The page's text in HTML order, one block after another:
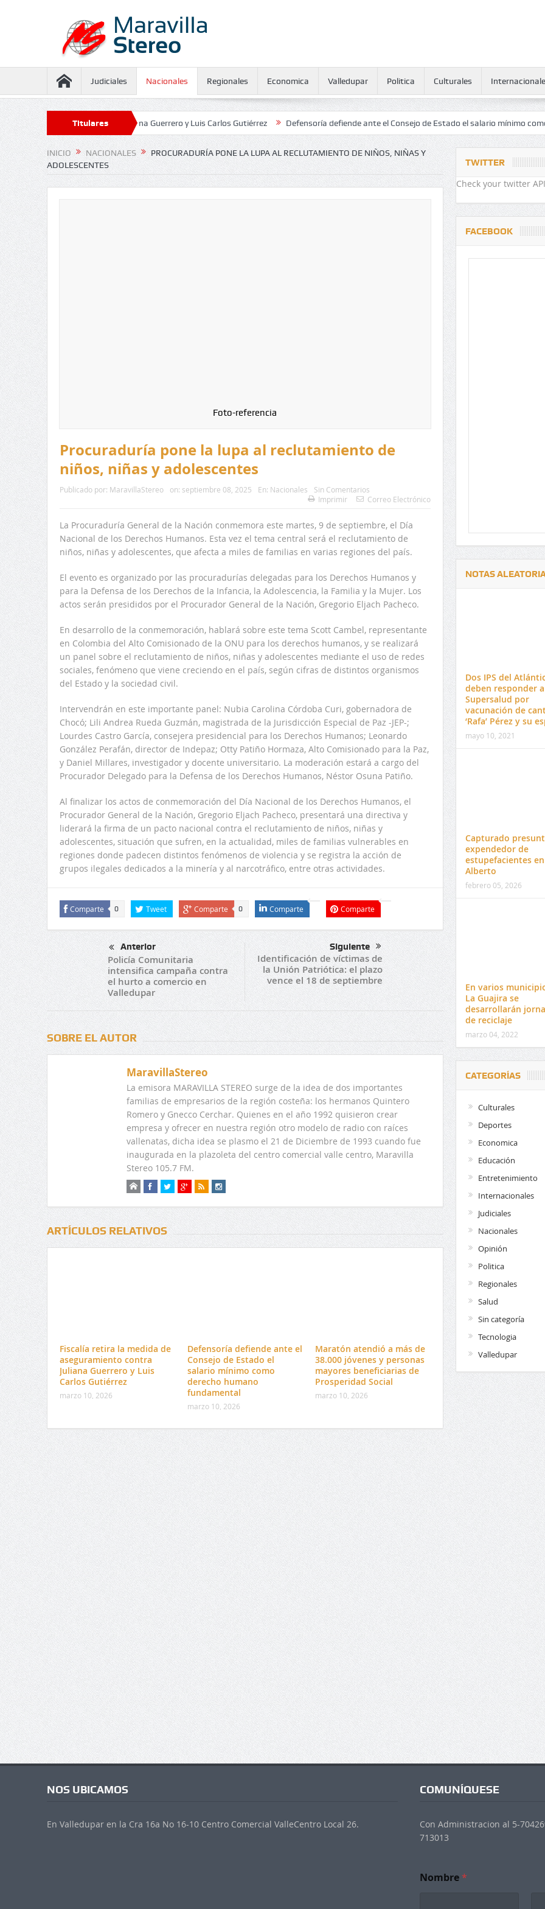
Judiciales Nacionales Regionales Economica Valledupar Politica Culturales
Titulares
contra Juliana Guerrero y Luis Carlos Gutiérrez Defensoría defiende ante el Consejo de Estado el salario mínimo como derecho
INICIO NACIONALES
PROCURADURÍA PONE LA LUPA AL RECLUTAMIENTO DE NIÑOS, NIÑAS Y
ADOLESCENTES
Foto-referencia
Procuraduría pone la lupa al reclutamiento de
niños, niñas y adolescentes
Publicado por: MaravillaStereo on: septiembre 08, 2025 En: Nacionales
Sin Comentarios
Imprimir
Correo Electrónico
La Procuraduría General de la Nación conmemora este martes, 9 de septiembre, el Día
Nacional de los Derechos Humanos. Esta vez el tema central será el reclutamiento de
niños, niñas y adolescentes, que afecta a miles de familias en varias regiones del país.
El evento es organizado por las procuradurías delegadas para los Derechos Humanos y
para la Defensa de los Derechos de la Infancia, la Adolescencia, la Familia y la Mujer. Los
actos serán presididos por el Procurador General de la Nación, Gregorio Eljach Pacheco.
En desarrollo de la conmemoración, hablará sobre este tema Scott Cambel, representante
en Colombia del Alto Comisionado de la ONU para los derechos humanos, y se realizará
un panel sobre el reclutamiento de niños, niñas y adolescentes mediante el uso de redes
sociales, fenómeno que viene creciendo en el país, según cifras de distintos organismos
del Estado y la sociedad civil.
Intervendrán en este importante panel: Nubia Carolina Córdoba Curi, gobernadora de
Chocó; Lili Andrea Rueda Guzmán, magistrada de la Jurisdicción Especial de Paz -JEP-;
Lourdes Castro García, consejera presidencial para los Derechos Humanos; Leonardo
González Perafán, director de Indepaz; Otty Patiño Hormaza, Alto Comisionado para la Paz,
y Daniel Millares, investigador y docente universitario. La moderación estará a cargo del
Procurador Delegado para la Defensa de los Derechos Humanos, Néstor Osuna Patiño.
Al finalizar los actos de conmemoración del Día Nacional de los Derechos Humanos, el
Procurador General de la Nación, Gregorio Eljach Pacheco, presentará una directiva y
liderará la firma de un pacto nacional contra el reclutamiento de niños, niñas y
adolescentes, situación que sufren, en la actualidad, miles de familias vulnerables en
regiones donde padecen distintos fenómenos de violencia y se registra la acción de
grupos ilegales dedicados a la minería y al narcotráfico, entre otras actividades.
Comparte 0 Tweet Comparte 0 Comparte Comparte
Anterior
Policía Comunitaria
intensifica campaña contra
el hurto a comercio en
Valledupar
Siguiente
Identificación de víctimas de
la Unión Patriótica: el plazo
vence el 18 de septiembre
SOBRE EL AUTOR
MaravillaStereo
La emisora MARAVILLA STEREO surge de la idea de dos importantes
familias de empresarios de la región costeña: los hermanos Quintero
Romero y Gnecco Cerchar. Quienes en el año 1992 quisieron crear
empresa y ofrecer en nuestra región otro modelo de radio con raíces
vallenatas, dicha idea se plasmo el 21 de Diciembre de 1993 cuando fue
inaugurada en la plazoleta del centro comercial valle centro, Maravilla
Stereo 105.7 FM.
ARTÍCULOS RELATIVOS
Fiscalía retira la medida de
aseguramiento contra
Juliana Guerrero y Luis
Carlos Gutiérrez
marzo 10, 2026
Defensoría defiende ante el
Consejo de Estado el
salario mínimo como
derecho humano
fundamental
marzo 10, 2026
Maratón atendió a más de
38.000 jóvenes y personas
mayores beneficiarias de
Prosperidad Social
marzo 10, 2026
TWITTER
Check your twitter
FACEBOOK
NOTAS
Dos IPS del
deben responder a
Supersalud por
vacunación de
‘Rafa’ Pérez y su
mayo 10, 2021
Capturado
expendedor de
estupefacientes en
Alberto
febrero 05, 2026
En varios
La Guajira se
desarrollarán
de reciclaje
marzo 04, 2022
CATEGORÍAS
Culturales
Deportes
Economica
Educación
Entretenimiento
Internacionales
Judiciales
Nacionales
Opinión
Politica
Regionales
Salud
Sin categoría
Tecnologia
Valledupar
Delwin Jiménez, nuevo Contralor
Departamental del Cesar
El 17 de enero vence
venta de pines para
preuniversitario de la
NOS UBICAMOS
En Valledupar en la Cra 16a No 16-10 Centro Comercial ValleCentro Local 26.
COMUNÍQUESE
Con Administracion al 5-
713013
*
Nombre*